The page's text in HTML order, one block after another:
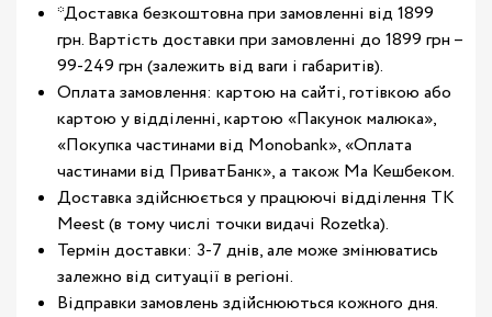
*Доставка безкоштовна при замовленні від 1899
грн. Вартість доставки при замовленні до 1899 грн –
99-249 грн (залежить від ваги і габаритів).
Оплата замовлення: картою на сайті, готівкою або
картою у відділенні, картою «Пакунок малюка»,
«Покупка частинами від Monobank», «Оплата
частинами від ПриватБанк», а також Ма Кешбеком.
Доставка здійснюється у працюючі відділення ТК
Meest (в тому числі точки видачі Rozetka).
Термін доставки: 3-7 днів, але може змінюватись
залежно від ситуації в регіоні.
Відправки замовлень здійснюються кожного дня.